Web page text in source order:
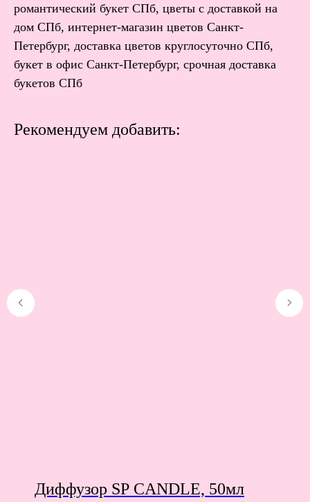
романтический букет СПб, цветы с доставкой на
дом СПб, интернет-магазин цветов Санкт-
Петербург, доставка цветов круглосуточно СПб,
букет в офис Санкт-Петербург, срочная доставка
букетов СПб
Рекомендуем добавить:
Диффузор SP CANDLE, 50мл